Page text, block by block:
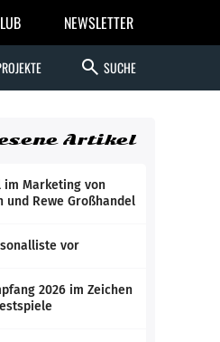
NEWSLETTER
search SUCHE
Artikel
im Marketing von
und Rewe Großhandel
vor
2026 im Zeichen